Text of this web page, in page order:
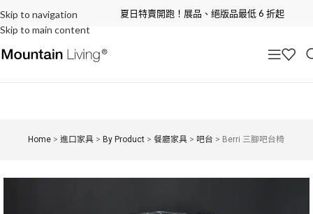
Skip to navigation
Skip to main content
夏日特賣開跑！展品、絕版品最低 6 折起
Home >進口家具 > By Product >餐廳家具 > 吧台 > Berri 三腳吧台椅